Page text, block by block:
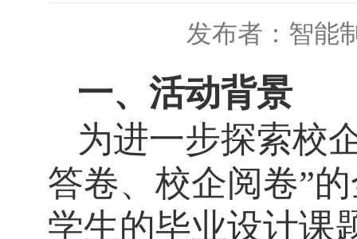
发布者：智能
一、活动背景
为进一步探索校
答卷、校企阅卷”
学生的毕业设计课